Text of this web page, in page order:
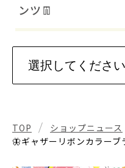
ンツ👖
TOP
ショップニュース
🦋ギャザーリボンカラーブ